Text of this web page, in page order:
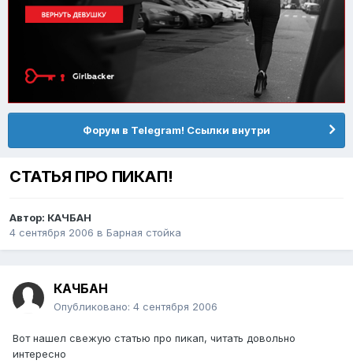
Форум в Telegram! Ссылки внутри
СТАТЬЯ ПРО ПИКАП!
Автор: КАЧБАН
4 сентября 2006 в Барная стойка
КАЧБАН
Опубликовано: 4 сентября 2006
Вот нашел свежую статью про пикап, читать довольно
интересно